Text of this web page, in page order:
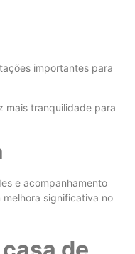
importantes para
mais tranquilidade para
e acompanhamento
significativa no